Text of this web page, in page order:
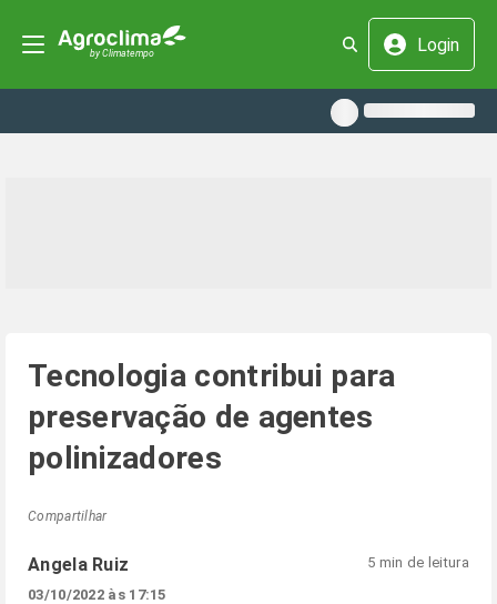
Login
Tecnologia contribui para
preservação de agentes
polinizadores
Compartilhar
Angela Ruiz
03/10/2022 às 17:15
5 min de leitura